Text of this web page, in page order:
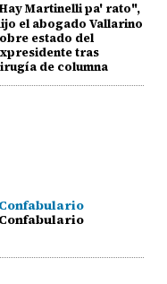
Martinelli pa' rato",
el abogado Vallarino
estado del
tras
de columna
Confabulario
Confabulario